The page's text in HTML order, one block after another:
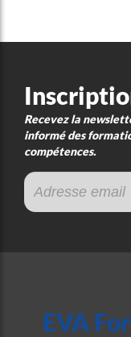
Recevez la
informé des
compétences.
EVA